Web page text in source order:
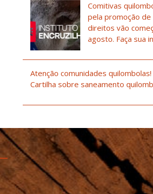
Comitivas
pela promoção de
direitos vão
agosto. Faça sua
Atenção comunidades quilombolas!
Cartilha sobre saneamento